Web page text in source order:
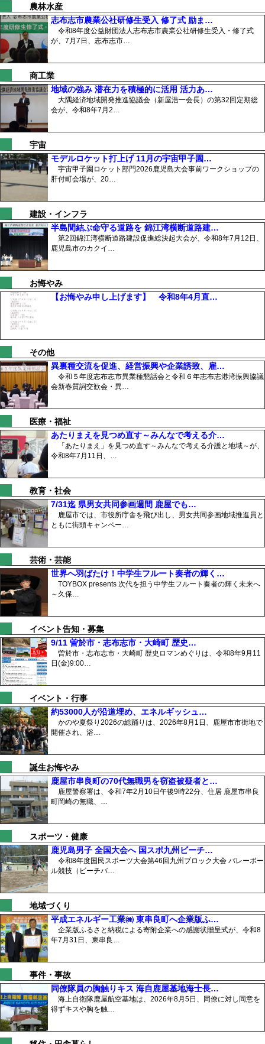
農林水産
志布志市農業公社研修生受入 修了式 励ま…
令和8年度公益財団法人志布志市農業公社研修生受入・修了式
が、7月7日、志布志市…
商工業
地域の強み 潜在力を積極的に活用 活力あ…
大隅経済地域開発推進協議会（新屋浩一会長）の第32回定期総
会が、令和8年7月2…
宇宙
モデルロケット打上げ 11月の宇宙甲子園…
宇宙甲子園ロケット部門2026鹿児島大会事前ワークショップの
肝付町会場が、20…
建設・インフラ
半島間結ぶ命守る道路を 錦江湾横断道路建…
第2回錦江湾横断道路建設促進総決起大会が、令和8年7月12日、
鹿児島市のカクイ…
お悔やみ
【お悔やみ申し上げます】 令和8年4月直…
その他
異裏種交流を促進、経営振興や企業誘致、雇…
令和５年度志布志市異業種懇話会と令和６年志布志港湾振興協議
会新春質詞交歓会・異…
医療・福祉
あたりまえを見つめ直す～みんなで考える介…
「あたりまえ」を見つめ直す～みんなで考える介護と地域～が、
令和8年7月11日、…
教育・社会
7/31迄 県男女共同参画週間 鹿屋でも…
鹿屋市では、市役所庁舎を飛び出し、男女共同参画地域推進員と
ともに街頭キャンペー…
芸術・芸能
世界へ羽ばたけ！中学生フルート奏者の輝く…
TOYBOX presents 次代を担う中学生フルート奏者の輝く未来へ
～久保…
イベント告知・募集
9/11 曽於市・志布志市・大崎町 歴史…
曽於市・志布志市・大崎町 歴史ロマンめぐりは、令和8年9月11
日(金)9:00…
イベント・行事
約53000人が沿道埋め、エネルギッシュ…
かのや夏祭り2026の総踊りは、2026年8月1日、鹿屋市市街地で
開催され、浴…
誕生お悔やみ
鹿屋市串良町の70代無職男を窃盗被疑者と…
鹿屋警察署は、令和7年2月10日午後9時22分、住居 鹿屋市串良
町岡崎の無職、…
スポーツ・健康
鹿児島男子 全国大会へ 国スポ九州ビーチ…
令和8年度国民スポーツ大会第46回九州ブロック大会 バレーボー
ル競技（ビーチバ…
地域づくり
平成エネルギー工業㈱ 東串良町へ企業版ふ…
企業版ふるさと納税による寄附企業への感謝状贈呈式が、令和8
年7月31日、東串良…
事件・事故
同僚隊員の胸触りキス 海自鹿屋基地海士長…
海上自衛隊鹿屋航空基地は、2026年8月5日、同僚に対し同意を
得ずキスや胸を触…